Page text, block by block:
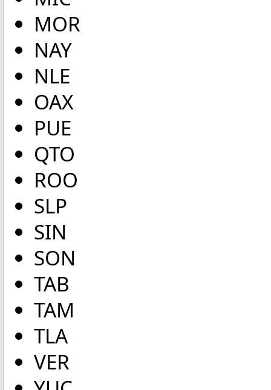
MOR
NAY
NLE
OAX
PUE
QTO
ROO
SLP
SIN
SON
TAB
TAM
TLA
VER